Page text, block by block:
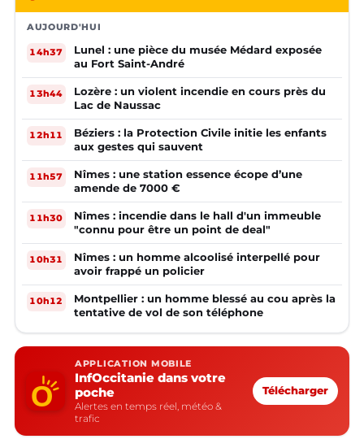
AUJOURD'HUI
14h37
Lunel : une pièce du musée Médard exposée
au Fort Saint-André
13h44
Lozère : un violent incendie en cours près du
Lac de Naussac
12h11
Béziers : la Protection Civile initie les enfants
aux gestes qui sauvent
11h57
Nîmes : une station essence écope d’une
amende de 7000 €
11h30
Nîmes : incendie dans le hall d'un immeuble
"connu pour être un point de deal"
10h31
Nîmes : un homme alcoolisé interpellé pour
avoir frappé un policier
10h12
Montpellier : un homme blessé au cou après la
tentative de vol de son téléphone
APPLICATION MOBILE
InfOccitanie dans votre
poche
Alertes en temps réel, météo &
trafic
Télécharger